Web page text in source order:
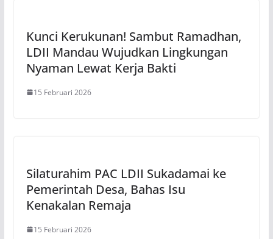
Kunci Kerukunan! Sambut Ramadhan,
LDII Mandau Wujudkan Lingkungan
Nyaman Lewat Kerja Bakti
15 Februari 2026
Silaturahim PAC LDII Sukadamai ke
Pemerintah Desa, Bahas Isu
Kenakalan Remaja
15 Februari 2026